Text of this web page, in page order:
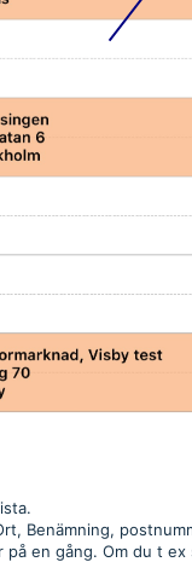
Benämning,
på en gång. Om du t